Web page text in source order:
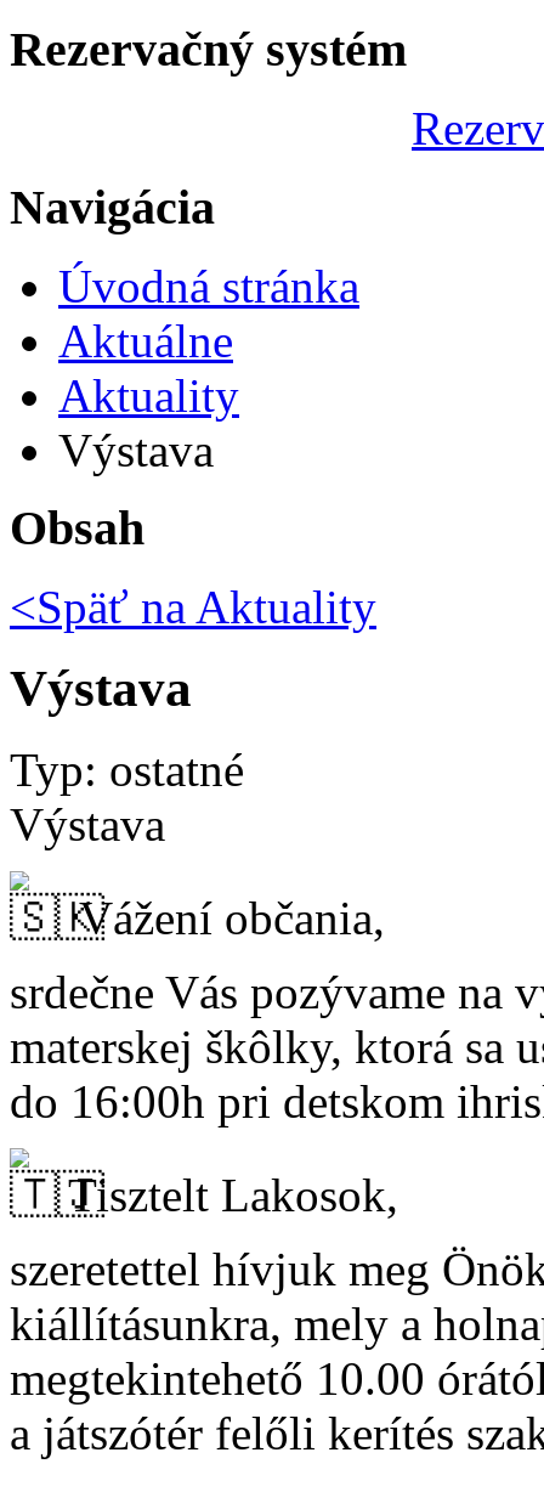
Rezervačný systém
Navigácia
Úvodná stránka
Aktuálne
Aktuality
Výstava
Obsah
<Späť na Aktuality
Výstava
Typ: ostatné
Výstava
Vážení občania,
srdečne Vás pozývame na
materskej škôlky, ktorá sa
do 16:00h pri detskom
Tisztelt Lakosok,
szeretettel hívjuk meg
kiállításunkra, mely a
megtekintehető 10.00
a játszótér felőli kerítés